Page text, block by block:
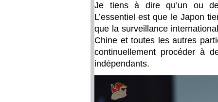
Je tiens à dire qu’un ou
L’essentiel est que le Japon
que la surveillance
Chine et toutes les autres
continuellement procéder à
indépendants.